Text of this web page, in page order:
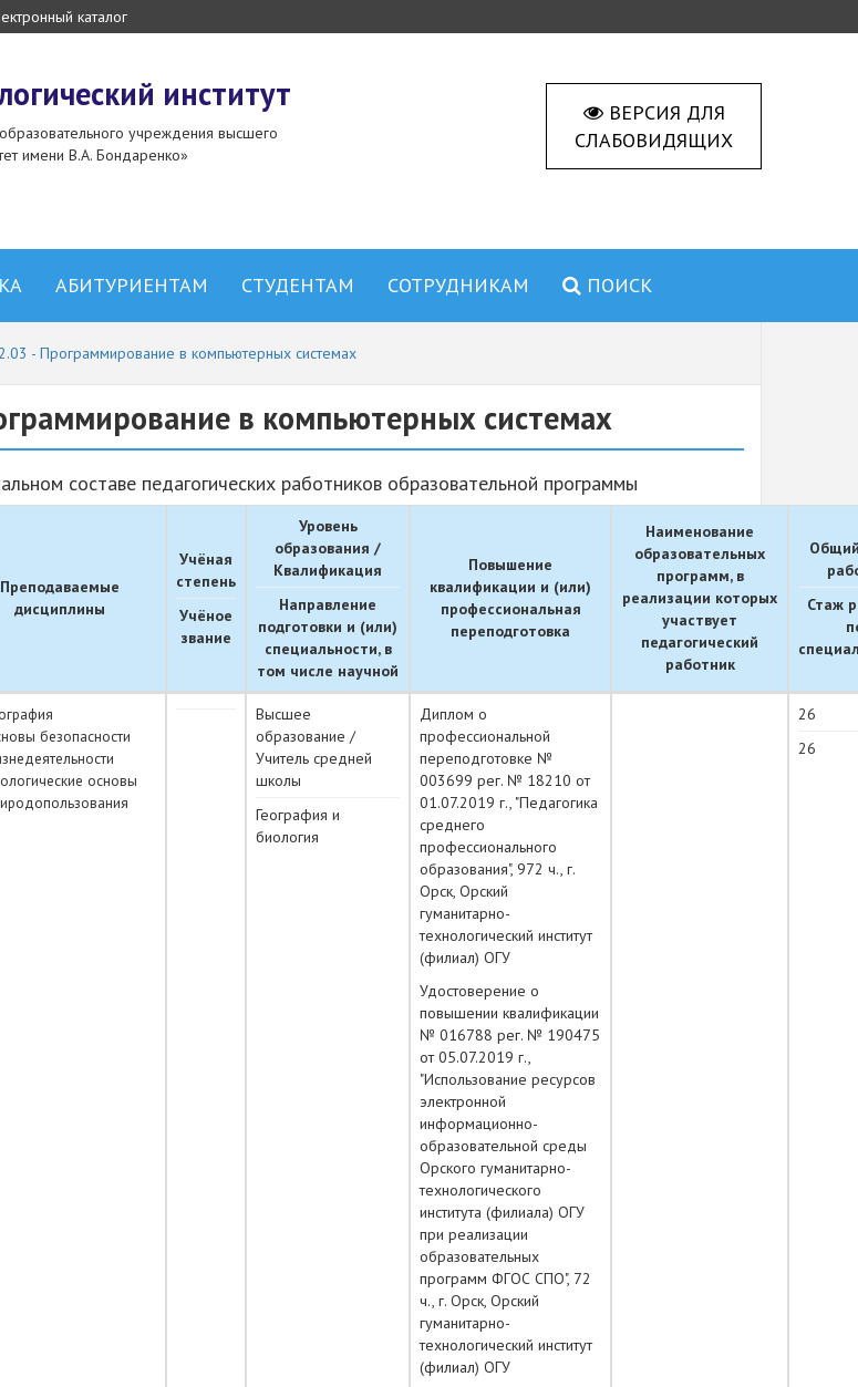
каталог
институт
учреждения высшего
имени В.А. Бондаренко»
ВЕРСИЯ ДЛЯ
СЛАБОВИДЯЩИХ
АБИТУРИЕНТАМ СТУДЕНТАМ СОТРУДНИКАМ ПОИСК
- Программирование в компьютерных системах
в компьютерных системах
составе педагогических работников образовательной программы
Преподаваемые
дисциплины
Учёная
степень
Учёное
звание
Уровень
образования /
Квалификация
Направление
подготовки и (или)
специальности, в
том числе научной
Повышение
квалификации и (или)
профессиональная
переподготовка
Наименование
образовательных
программ, в
реализации которых
участвует
педагогический
работник
Стаж
безопасности
основы
Высшее
образование /
Учитель средней
школы
География и
биология
Диплом о
профессиональной
переподготовке №
003699 рег. № 18210 от
01.07.2019 г., "Педагогика
среднего
профессионального
образования", 972 ч., г.
Орск, Орский
гуманитарно-
технологический институт
(филиал) ОГУ
Удостоверение о
повышении квалификации
№ 016788 рег. № 190475
от 05.07.2019 г.,
"Использование ресурсов
электронной
информационно-
образовательной среды
Орского гуманитарно-
технологического
института (филиала) ОГУ
при реализации
образовательных
программ ФГОС СПО", 72
ч., г. Орск, Орский
гуманитарно-
технологический институт
(филиал) ОГУ
26
26